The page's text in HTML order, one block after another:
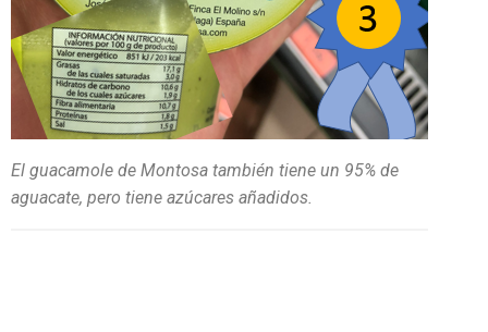
El guacamole de Montosa también tiene un 95% de
aguacate, pero tiene azúcares añadidos.